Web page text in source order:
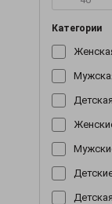
Категории